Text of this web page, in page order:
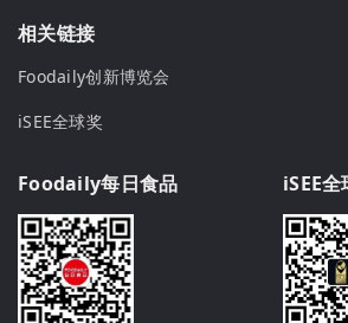
相关链接
Foodaily创新博览会
iSEE全球奖
Foodaily每日食品 iSEE